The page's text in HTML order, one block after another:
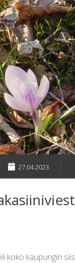
27.04.2023
koko kaupungin